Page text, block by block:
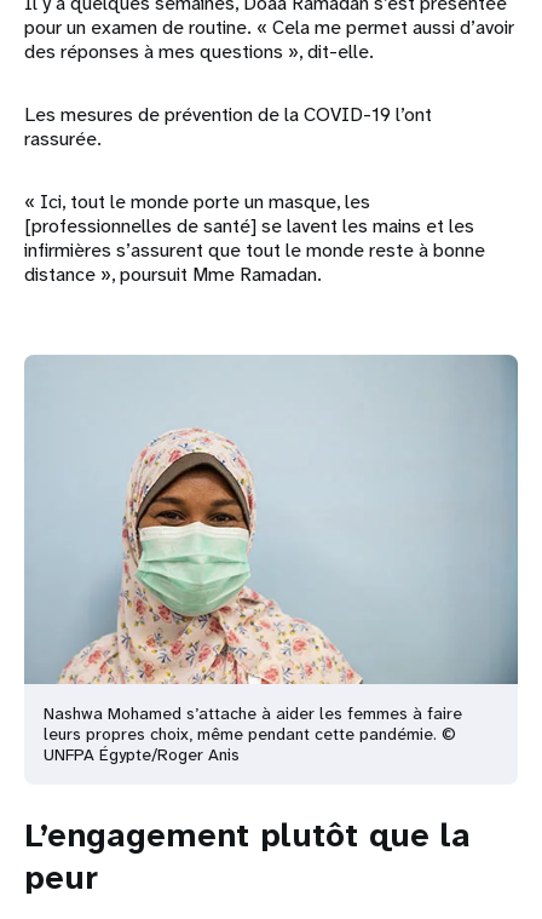
pour un examen de routine. « Cela me permet aussi d’avoir
des réponses à mes questions », dit-elle.
Les mesures de prévention de la COVID-19 l’ont
rassurée.
« Ici, tout le monde porte un masque, les
[professionnelles de santé] se lavent les mains et les
infirmières s’assurent que tout le monde reste à bonne
distance », poursuit Mme Ramadan.
Nashwa Mohamed s’attache à aider les femmes à faire
leurs propres choix, même pendant cette pandémie. ©
UNFPA Égypte/Roger Anis
L’engagement plutôt que la
peur